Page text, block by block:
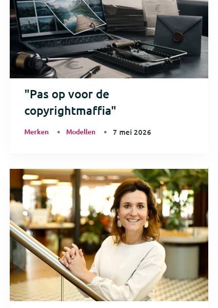
"Pas op voor de
copyrightmaffia"
Merken Modellen 7 mei 2026